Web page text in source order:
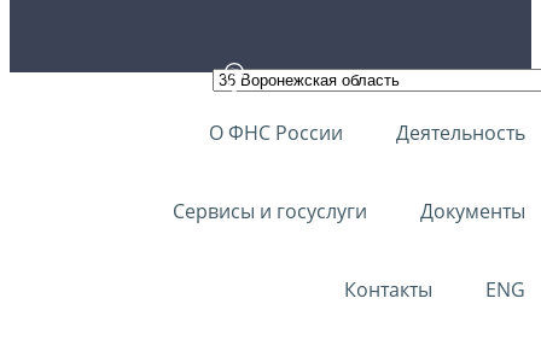
О ФНС России Деятельность
Сервисы и госуслуги Документы
Контакты ENG